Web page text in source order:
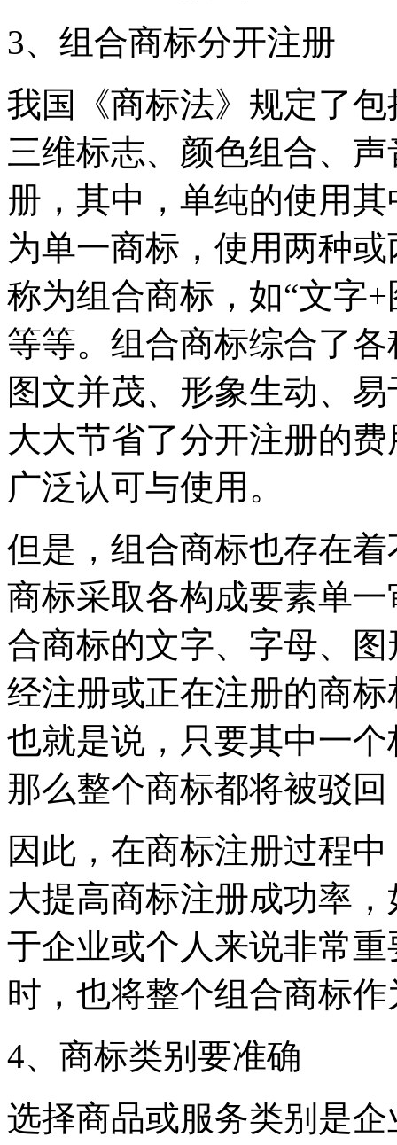
3、组合商标分开注册
我国《商标法》规定了
三维标志、颜色组合、
册，其中，单纯的使用
为单一商标，使用两种
称为组合商标，如“文字
等等。组合商标综合了
图文并茂、形象生动、
大大节省了分开注册的
广泛认可与使用。
但是，组合商标也存在
商标采取各构成要素单
合商标的文字、字母、
经注册或正在注册的商
也就是说，只要其中一
那么整个商标都将被驳
因此，在商标注册过程
大提高商标注册成功率
于企业或个人来说非常
时，也将整个组合商标
4、商标类别要准确
选择商品或服务类别是